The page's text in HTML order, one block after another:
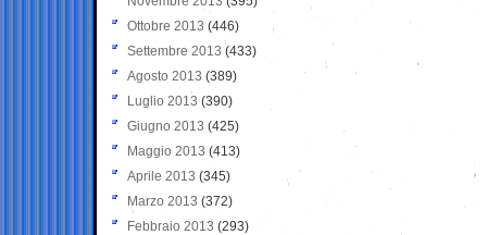
Ottobre 2013 (446)
Settembre 2013 (433)
Agosto 2013 (389)
Luglio 2013 (390)
Giugno 2013 (425)
Maggio 2013 (413)
Aprile 2013 (345)
Marzo 2013 (372)
Febbraio 2013 (293)